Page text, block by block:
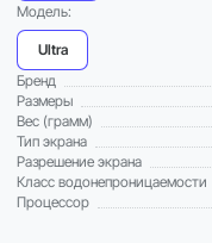
Модель:
Ultra
Бренд
Размеры
Вес (грамм)
Тип экрана
Разрешение экрана
Класс водонепроницаемости
Процессор